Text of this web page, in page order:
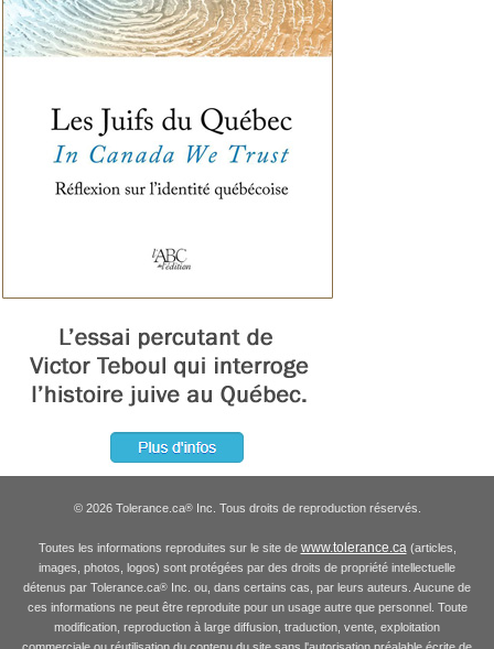
© 2026 Tolerance.ca®Inc. Tous droits de reproduction réservés.
Toutes les informations reproduites sur le site de www.tolerance.ca(articles,
images, photos, logos) sont protégées par des droits de propriété intellectuelle
détenus par Tolerance.ca® Inc. ou, dans certains cas, par leurs auteurs. Aucune de
ces informations ne peut être reproduite pour un usage autre que personnel. Toute
modification, reproduction à large diffusion, traduction, vente, exploitation